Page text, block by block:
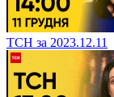
ТСН за 2023.12.11